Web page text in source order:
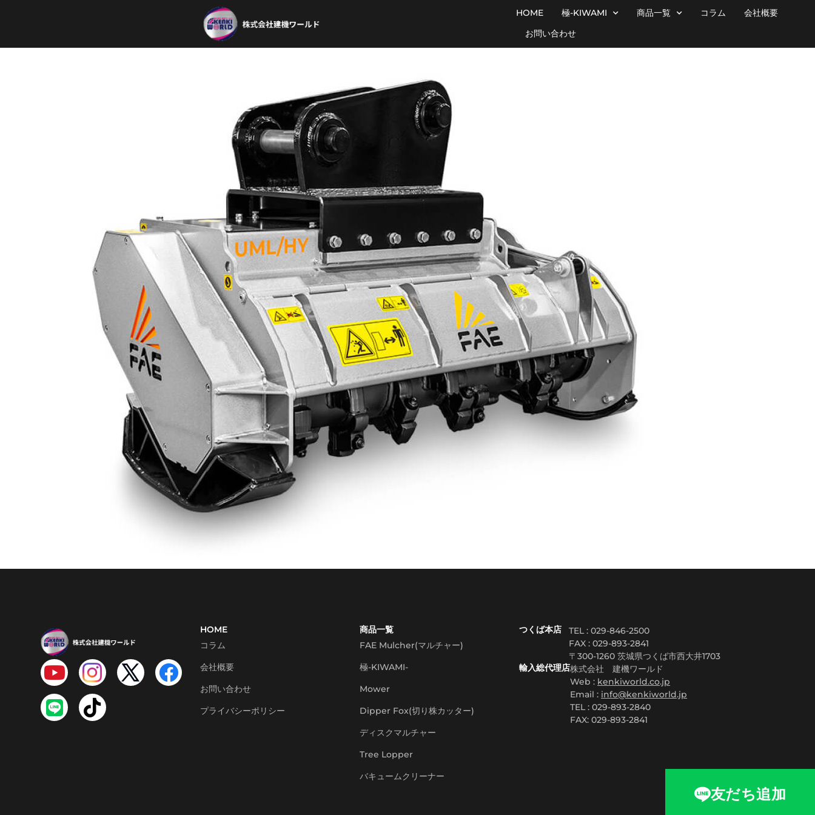
HOME 極-KIWAMI 商品一覧 コラム
会社概要
お問い合わせ
HOME
コラム
会社概要
お問い合わせ
プライバシーポリシー
商品一覧
FAE Mulcher(マルチャー)
極-KIWAMI-
Mower
Dipper Fox(切り株カッター)
ディスクマルチャー
Tree Lopper
バキュームクリーナー
つくば本店TEL : 029-846-2500
FAX :029-893-2841
〒300-1260 茨城県つくば市西大井1703
輸入総代理店株式会社 建機ワールド
Web : kenkiworld.co.jp
Email : info@kenkiworld.jp
TEL : 029-893-2840
FAX: 029-893-2841
友だち追加